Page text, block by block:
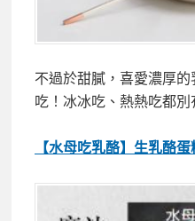
不過於甜膩，喜愛濃厚
吃！冰冰吃、熱熱吃都別
【水母吃乳酪】生乳酪